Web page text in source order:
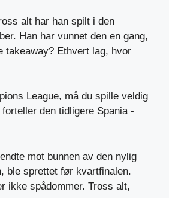
alt har han spilt i den
Han har vunnet den en gang,
takeaway? Ethvert lag, hvor
League, må du spille veldig
den tidligere Spania -
mot bunnen av den nylig
ble sprettet før kvartfinalen.
ikke spådommer. Tross alt,